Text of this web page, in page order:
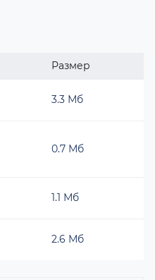
Размер
3.3 Мб
0.7 Мб
1.1 Мб
2.6 Мб